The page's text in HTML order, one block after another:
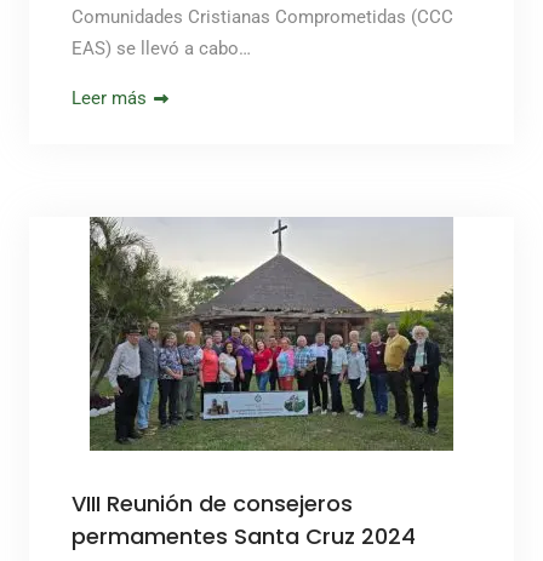
Comunidades Cristianas Comprometidas (CCC
EAS) se llevó a cabo…
Leer más
VIII Reunión de consejeros
permamentes Santa Cruz 2024